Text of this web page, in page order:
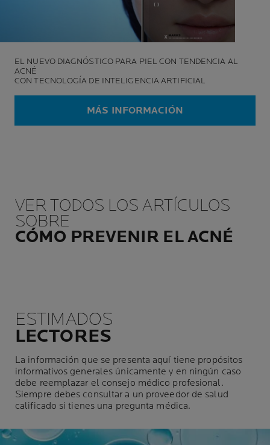
EL NUEVO DIAGNÓSTICO PARA PIEL CON TENDENCIA AL
ACNÉ
CON TECNOLOGÍA DE INTELIGENCIA ARTIFICIAL
MÁS INFORMACIÓN
VER TODOS LOS ARTÍCULOS
SOBRE
CÓMO PREVENIR EL ACNÉ
ESTIMADOS
LECTORES
La información que se presenta aquí tiene propósitos
informativos generales únicamente y en ningún caso
debe reemplazar el consejo médico profesional.
Siempre debes consultar a un proveedor de salud
calificado si tienes una pregunta médica.